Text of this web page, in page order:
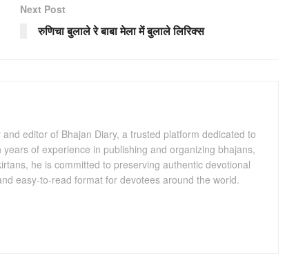
Next Post
रुणिचा बुलाले रे बाबा मेला में बुलाले लिरिक्स
editor of Bhajan Diary, a trusted platform dedicated to
of experience in publishing and organizing bhajans,
he is committed to preserving authentic devotional
easy-to-read format for devotees around the world.